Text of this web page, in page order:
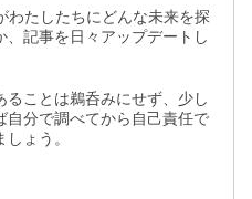
わたしたちにどんな未来を探
、記事を日々アップデートし
ることは鵜呑みにせず、少し
自分で調べてから自己責任で
ょう。